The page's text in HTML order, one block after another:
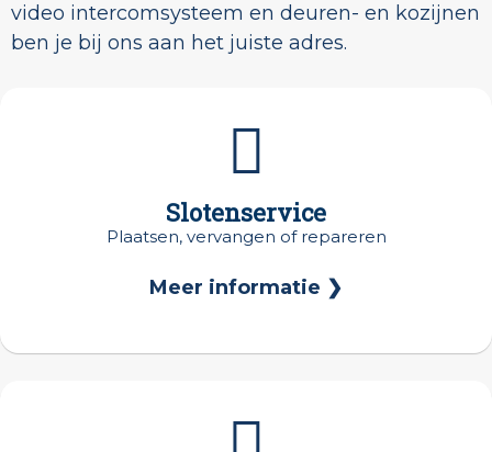
video intercomsysteem en deuren- en kozijnen
ben je bij ons aan het juiste adres.
Slotenservice
Plaatsen, vervangen of repareren
Meer informatie ❯